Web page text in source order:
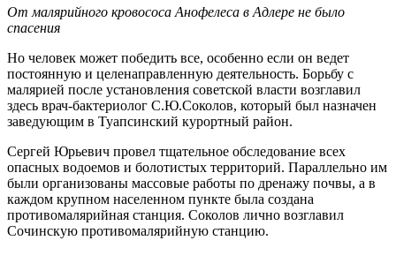
От малярийного кровососа Анофелеса в Адлере не было
спасения
Но человек может победить все, особенно если он ведет
постоянную и целенаправленную деятельность. Борьбу с
малярией после установления советской власти возглавил
здесь врач-бактериолог С.Ю.Соколов, который был назначен
заведующим в Туапсинский курортный район.
Сергей Юрьевич провел тщательное обследование всех
опасных водоемов и болотистых территорий. Параллельно им
были организованы массовые работы по дренажу почвы, а в
каждом крупном населенном пункте была создана
противомалярийная станция. Соколов лично возглавил
Сочинскую противомалярийную станцию.